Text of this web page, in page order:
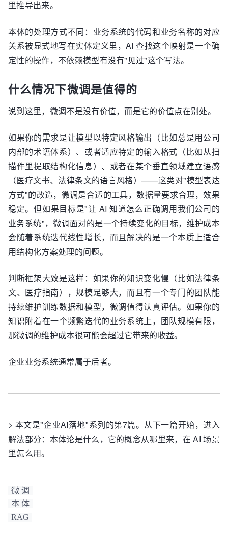
里推导出来。
本体的处理方式不同：业务系统的代码和业务名称的对应
关系被显式地写在实体定义里，AI 查找这个映射是一个确
定性的操作，不依赖模型有没有"见过"这个写法。
什么情况下微调是值得的
说到这里，微调不是没有价值，而是它的价值点在别处。
如果你的需求是让模型以特定风格输出（比如总是用公司
内部的术语体系）、或者适应特定的输入格式（比如从扫
描件里提取结构化信息）、或者在某个垂直领域建立语感
（医疗文书、法律条文的语言风格）——这类对"模型表达
方式"的改造，微调是合适的工具，数据量要求合理，效果
稳定。但如果目标是"让 AI 知道怎么正确调用我们公司的
业务系统"，微调面对的是一个持续变化的目标，维护成本
会随着系统迭代线性增长，而且解决的是一个本质上适合
用结构化方案处理的问题。
判断框架大致是这样：如果你的知识变化慢（比如法律条
文、医疗指南），规模足够大，而且有一个专门的团队能
持续维护训练数据和模型，微调值得认真评估。如果你的
知识附着在一个频繁迭代的业务系统上，团队规模有限，
那微调的维护成本很可能会超过它带来的收益。
企业业务系统通常属于后者。
> 本文是"企业AI落地"系列的第7篇。从下一篇开始，进入
解法部分：本体论是什么，它的概念从哪里来，在 AI 场景
里怎么用。
微 调
本 体
RAG